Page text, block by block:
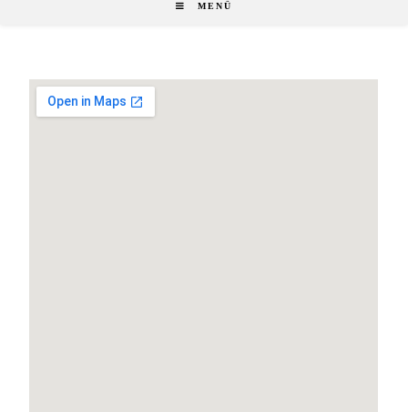
MENÜ